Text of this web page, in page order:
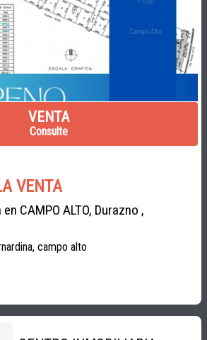
VENTA
Consulte
VENTA
CAMPO ALTO, Durazno ,
campo alto